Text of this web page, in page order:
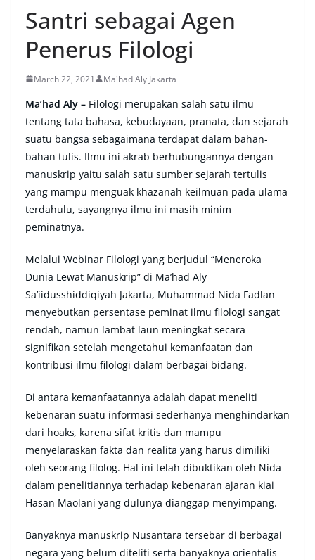
Santri sebagai Agen
Penerus Filologi
March 22, 2021 Ma'had Aly Jakarta
Ma’had Aly – Filologi merupakan salah satu ilmu
tentang tata bahasa, kebudayaan, pranata, dan sejarah
suatu bangsa sebagaimana terdapat dalam bahan-
bahan tulis. Ilmu ini akrab berhubungannya dengan
manuskrip yaitu salah satu sumber sejarah tertulis
yang mampu menguak khazanah keilmuan pada ulama
terdahulu, sayangnya ilmu ini masih minim
peminatnya.
Melalui Webinar Filologi yang berjudul “Meneroka
Dunia Lewat Manuskrip” di Ma’had Aly
Sa’iidusshiddiqiyah Jakarta, Muhammad Nida Fadlan
menyebutkan persentase peminat ilmu filologi sangat
rendah, namun lambat laun meningkat secara
signifikan setelah mengetahui kemanfaatan dan
kontribusi ilmu filologi dalam berbagai bidang.
Di antara kemanfaatannya adalah dapat meneliti
kebenaran suatu informasi sederhanya menghindarkan
dari hoaks, karena sifat kritis dan mampu
menyelaraskan fakta dan realita yang harus dimiliki
oleh seorang filolog. Hal ini telah dibuktikan oleh Nida
dalam penelitiannya terhadap kebenaran ajaran kiai
Hasan Maolani yang dulunya dianggap menyimpang.
Banyaknya manuskrip Nusantara tersebar di berbagai
negara yang belum diteliti serta banyaknya orientalis